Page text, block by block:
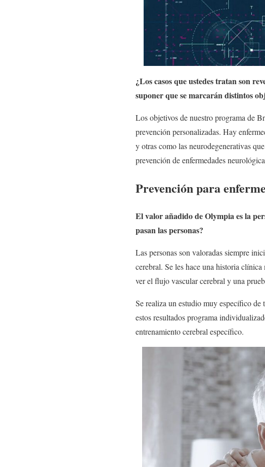
¿Los casos que ustedes tratan son
suponer que se marcarán distintos
Los objetivos de nuestro programa de
prevención personalizadas. Hay
y otras como las neurodegenerativas
prevención de enfermedades
Prevención para
El valor añadido de Olympia es la
pasan las personas?
Las personas son valoradas siempre
cerebral. Se les hace una historia
ver el flujo vascular cerebral y una
Se realiza un estudio muy específico
estos resultados programa
entrenamiento cerebral específico.